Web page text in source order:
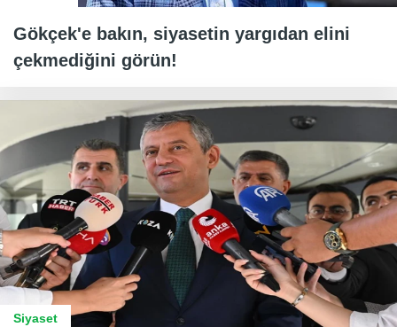
Gökçek'e bakın, siyasetin yargıdan elini
çekmediğini görün!
Siyaset